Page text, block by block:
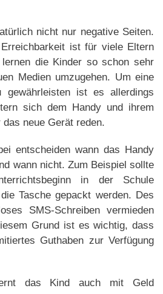
nicht nur negative Seiten.
ist für viele Eltern
die Kinder so schon sehr
Medien umzugehen. Um eine
gewährleisten ist es allerdings
sich dem Handy und ihrem
neue Gerät reden.
entscheiden wann das Handy
wann nicht. Zum Beispiel sollte
in der Schule
Tasche gepackt werden. Des
SMS-Schreiben vermieden
Grund ist es wichtig, dass
Guthaben zur Verfügung
das Kind auch mit Geld